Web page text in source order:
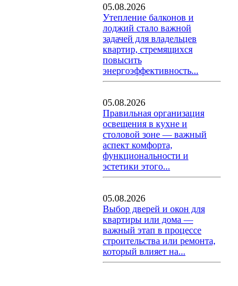
05.08.2026
Утепление балконов и
лоджий стало важной
задачей для владельцев
квартир, стремящихся
повысить
энергоэффективность...
05.08.2026
Правильная организация
освещения в кухне и
столовой зоне — важный
аспект комфорта,
функциональности и
эстетики этого...
05.08.2026
Выбор дверей и окон для
квартиры или дома —
важный этап в процессе
строительства или ремонта,
который влияет на...